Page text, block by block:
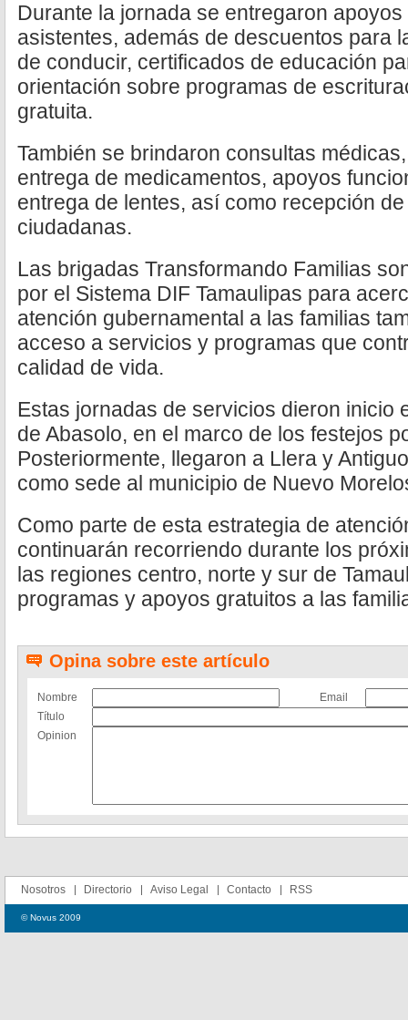
Durante la jornada se entregaron
asistentes, además de descuentos para
de conducir, certificados de educación
orientación sobre programas de
gratuita.
También se brindaron consultas
entrega de medicamentos, apoyos
entrega de lentes, así como recepción
ciudadanas.
Las brigadas Transformando Familias
por el Sistema DIF Tamaulipas para
atención gubernamental a las familias
acceso a servicios y programas que
calidad de vida.
Estas jornadas de servicios dieron inicio
de Abasolo, en el marco de los festejos
Posteriormente, llegaron a Llera y
como sede al municipio de Nuevo
Como parte de esta estrategia de
continuarán recorriendo durante los
las regiones centro, norte y sur de
programas y apoyos gratuitos a las
Opina sobre este artículo
Nombre
Email
Título
Opinion
Nosotros Directorio Aviso Legal Contacto RSS
© Novus 2009